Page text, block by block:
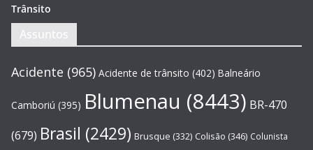
Trânsito
Assuntos
Acidente (965) Acidente de trânsito (402) Balneário
Camboriú (395) Blumenau (8443) BR-470
(679) Brasil (2429) Brusque (332) Colisão (346) Colunista